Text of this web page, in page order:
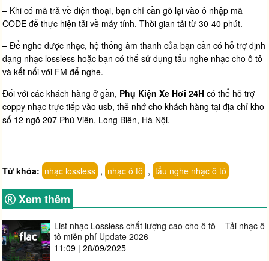
– Khi có mã trả về điện thoại, bạn chỉ cần gõ lại vào ô nhập mã
CODE để thực hiện tải về máy tính. Thời gian tải từ 30-40 phút.
– Để nghe được nhạc, hệ thống âm thanh của bạn cần có hỗ trợ định
dạng nhạc lossless hoặc bạn có thể sử dụngtẩu nghe nhạc cho ô tô
và kết nối với FM để nghe.
Đối với các khách hàng ở gần, Phụ Kiện Xe Hơi 24H có thể hỗ trợ
coppy nhạc trực tiếp vào usb, thẻ nhớ cho khách hàng tại địa chỉ kho
số 12 ngõ 207 Phú Viên, Long Biên, Hà Nội.
Từ khóa: nhạc lossless , nhạc ô tô , tẩu nghe nhạc ô tô
Xem thêm
List nhạc Lossless chất lượng cao cho ô tô – Tải nhạc ô
tô miễn phí Update 2026
11:09 | 28/09/2025